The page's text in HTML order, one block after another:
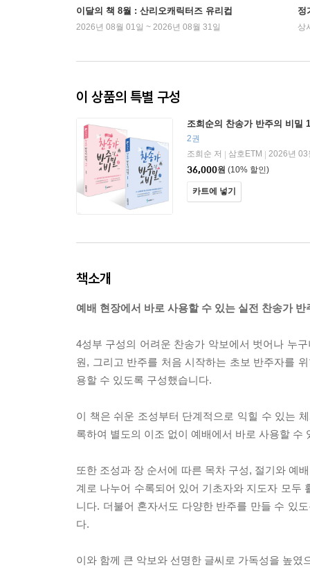
이달의 책 8월 : 산리오캐릭터즈 유리컵
2026년 08월 01일 ~ 2026년 08월 31일
정
상
이 상품의 특별 구성
조희순의 찬송가 반주의 비밀
2권
조희순 저
삼호ETM
2026년 03
36,000원 (10% 할인)
카트에 넣기
책소개
예배 현장에서 바로 사용할 수 있는 실전 찬송가 반
4성부 구성의 어려운 찬송가 악보에서 벗어나 누
원, 그리고 반주를 처음 시작하는 초보 반주자를
용할 수 있도록 구성했습니다.
이 책은 쉬운 조성부터 단계적으로 익힐 수 있는
록하여 별도의 이조 없이 예배에서 바로 사용할
또한 조성과 장 순서에 따른 목차 구성, 절기와 예
계로 나누어 수록되어 있어 기초자와 지도자 모두
니다. 더불어 혼자서도 다양한 반주를 만들 수 있
다.
이와 함께 큰 악보와 선명한 글씨로 가독성을 높